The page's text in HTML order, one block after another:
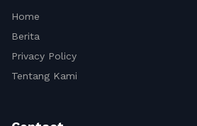
Home
Berita
Privacy Policy
Tentang Kami